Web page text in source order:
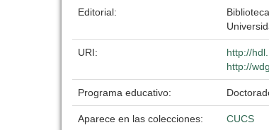
Editorial:
URI:
http://
http://
Programa educativo:
Aparece en las colecciones: CUCS